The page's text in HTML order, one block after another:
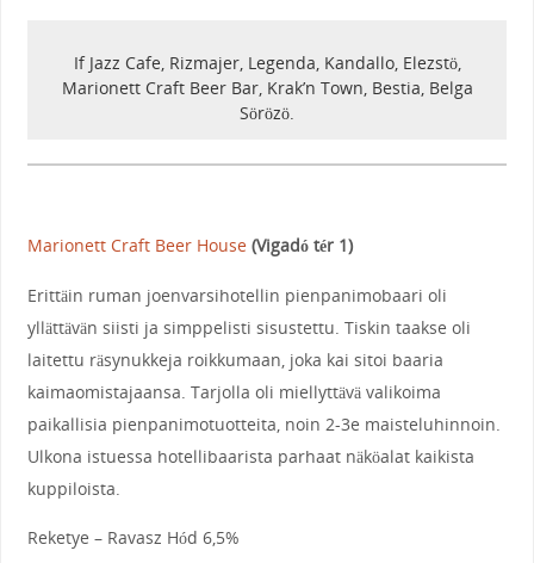
If Jazz Cafe, Rizmajer, Legenda, Kandallo, Elezstö,
Marionett Craft Beer Bar, Krak’n Town, Bestia, Belga
Sörözö.
Marionett Craft Beer House (Vigadó tér 1)
Erittäin ruman joenvarsihotellin pienpanimobaari oli
yllättävän siisti ja simppelisti sisustettu. Tiskin taakse oli
laitettu räsynukkeja roikkumaan, joka kai sitoi baaria
kaimaomistajaansa. Tarjolla oli miellyttävä valikoima
paikallisia pienpanimotuotteita, noin 2-3e maisteluhinnoin.
Ulkona istuessa hotellibaarista parhaat näköalat kaikista
kuppiloista.
Reketye – Ravasz Hód 6,5%